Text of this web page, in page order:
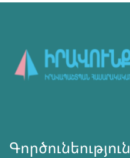
Գործունեություն